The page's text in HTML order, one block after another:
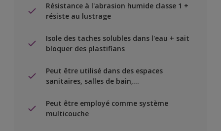
Résistance à l'abrasion humide classe 1 +
résiste au lustrage
Isole des taches solubles dans l'eau + sait
bloquer des plastifians
Peut être utilisé dans des espaces
sanitaires, salles de bain,...
Peut être employé comme système
multicouche